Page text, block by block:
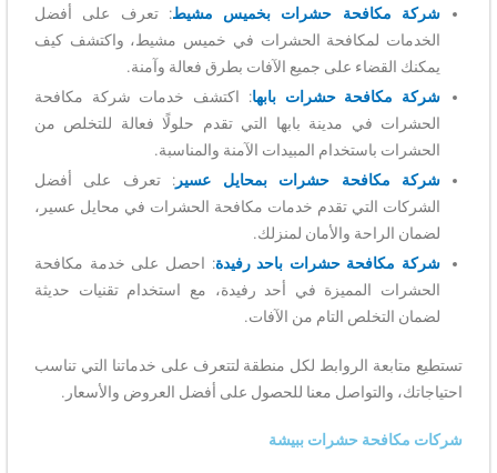
شركة مكافحة حشرات بخميس مشيط: تعرف على أفضل
الخدمات لمكافحة الحشرات في خميس مشيط، واكتشف كيف
يمكنك القضاء على جميع الآفات بطرق فعالة وآمنة.
شركة مكافحة حشرات بابها: اكتشف خدمات شركة مكافحة
الحشرات في مدينة بابها التي تقدم حلولًا فعالة للتخلص من
الحشرات باستخدام المبيدات الآمنة والمناسبة.
شركة مكافحة حشرات بمحايل عسير : تعرف على أفضل
الشركات التي تقدم خدمات مكافحة الحشرات في محايل عسير،
لضمان الراحة والأمان لمنزلك.
شركة مكافحة حشرات باحد رفيدة: احصل على خدمة مكافحة
الحشرات المميزة في أحد رفيدة، مع استخدام تقنيات حديثة
لضمان التخلص التام من الآفات.
تستطيع متابعة الروابط لكل منطقة لتتعرف على خدماتنا التي تناسب
احتياجاتك، والتواصل معنا للحصول على أفضل العروض والأسعار.
شركات مكافحة حشرات ببيشة